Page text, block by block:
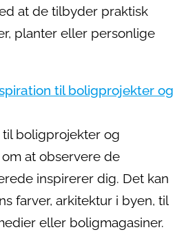
at de tilbyder praktisk
planter eller personlige
til boligprojekter og
boligprojekter og
at observere de
inspirerer dig. Det kan
farver, arkitektur i byen, til
eller boligmagasiner.